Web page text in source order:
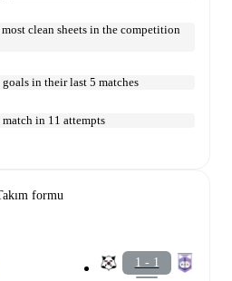
clean sheets in the competition
goals in their last 5 matches
in 11 attempts
formu
1 - 1